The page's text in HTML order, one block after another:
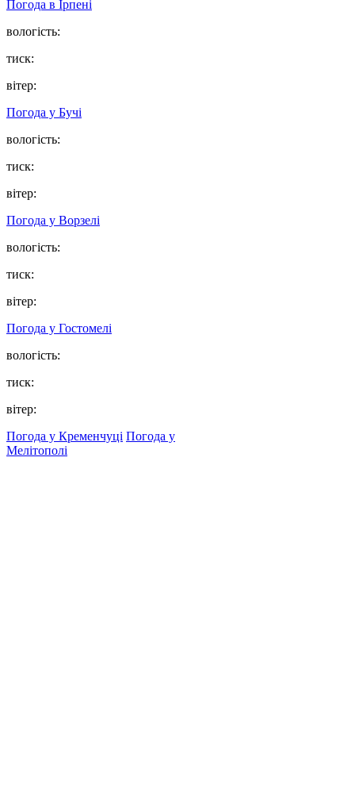
Погода в Ірпені
вологість:
тиск:
вітер:
Погода у Бучі
вологість:
тиск:
вітер:
Погода у Ворзелі
вологість:
тиск:
вітер:
Погода у Гостомелі
вологість:
тиск:
вітер:
Погода у Кременчуці Погода у
Мелітополі